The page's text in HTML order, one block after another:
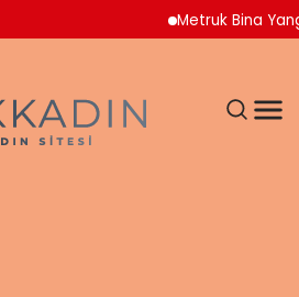
Metruk Bina Yangını